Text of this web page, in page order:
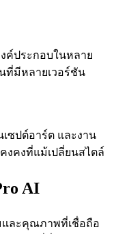
ค์ประกอบในหลาย
ที่มีหลายเวอร์ชัน
ซปต์อาร์ต และงาน
คงที่แม้เปลี่ยนสไตล์
AI
และคุณภาพที่เชื่อถือ